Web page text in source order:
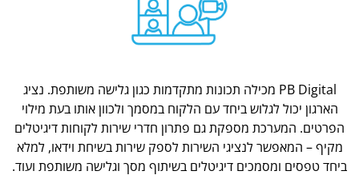
PB Digital מכילה תכונות מתקדמות כגון גלישה משותפת. נציג
הארגון יכול לגלוש ביחד עם הלקוח במסמך ולכוון אותו בעת מילוי
הפרטים. המערכת מספקת גם פתרון חדרי שירות לקוחות דיגיטלים
מקיף – המאפשר לנציגי השירות לספק שירות בשיחת וידאו, למלא
ביחד טפסים ומסמכים דיגיטלים בשיתוף מסך וגלישה משותפת ועוד.